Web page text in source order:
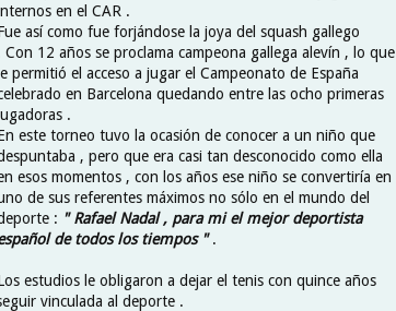
en el CAR .
así como fue forjándose la joya del squash gallego
Con 12 años se proclama campeona gallega alevín , lo que
permitió el acceso a jugar el Campeonato de España
en Barcelona quedando entre las ocho primeras
.
este torneo tuvo la ocasión de conocer a un niño que
, pero que era casi tan desconocido como ella
esos momentos , con los años ese niño se convertiría en
de sus referentes máximos no sólo en el mundo del
: " Rafael Nadal , para mi el mejor deportista
de todos los tiempos ".
estudios le obligaron a dejar el tenis con quince años
vinculada al deporte .